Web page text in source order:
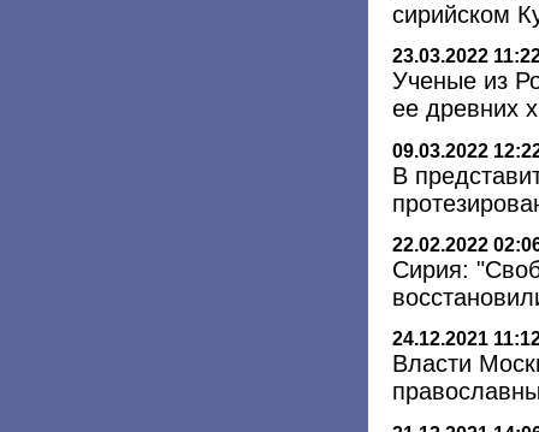
сирийском
23.03.2022
Ученые из
ее древних
09.03.2022
В
22.02.2022
Сирия:
24.12.2021
Власти